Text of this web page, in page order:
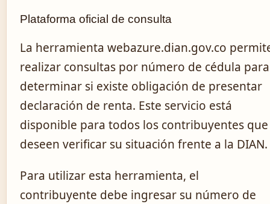
Plataforma oficial de consulta
La herramienta webazure.dian.gov.co
realizar consultas por número de cédula para
determinar si existe obligación de presentar
declaración de renta. Este servicio está
disponible para todos los contribuyentes que
deseen verificar su situación frente a la DIAN.
Para utilizar esta herramienta, el
contribuyente debe ingresar su número de